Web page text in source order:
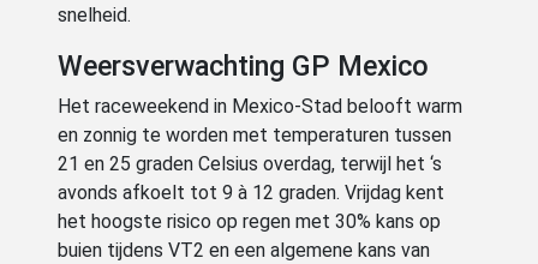
snelheid.
Weersverwachting GP Mexico
Het raceweekend in Mexico-Stad belooft warm
en zonnig te worden met temperaturen tussen
21 en 25 graden Celsius overdag, terwijl het ‘s
avonds afkoelt tot 9 à 12 graden. Vrijdag kent
het hoogste risico op regen met 30% kans op
buien tijdens VT2 en een algemene kans van